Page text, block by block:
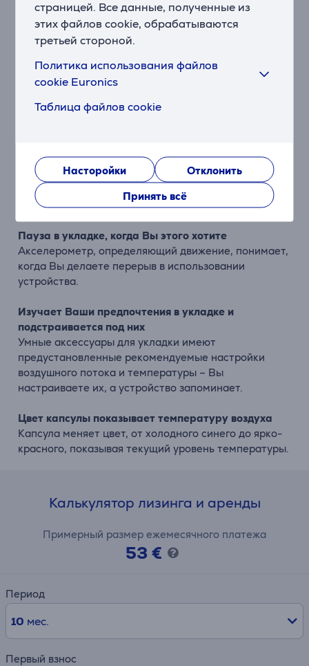
страницей. Все данные, полученные из
этих файлов cookie, обрабатываются
третьей стороной.
Политика использования файлов
cookie Euronics
Таблица файлов cookie
Насторойки
Отклонить
Принять всё
интеллект
Сеть сенсоров Nural™ в фене Dyson Supersonic
автоматически активирует новые функции для
Режим защиты кожи головы
температуру, чтобы усиливать естественный блеск
Распознавание аксессуаров
Сенсор Hall распознает используемые аксессуары и
автоматически настраивает их в соответствии с
предпочитаемой укладкой.
Пауза в укладке, когда Вы этого хотите
Акселерометр, определяющий движение, понимает,
когда Вы делаете перерыв в использовании
устройства.
Изучает Ваши предпочтения в укладке и
подстраивается под них
Умные аксессуары для укладки имеют
предустановленные рекомендуемые настройки
воздушного потока и температуры – Вы
настраиваете их, а устройство запоминает.
Цвет капсулы показывает температуру воздуха
Капсула меняет цвет, от холодного синего до ярко-
красного, показывая текущий уровень температуры.
Калькулятор лизинга и аренды
Примерный размер ежемесячного платежа
53 €
Период
10 мес.
Первый взнос